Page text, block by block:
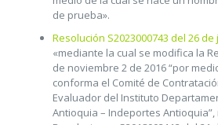
de prueba».
Resolución S2023000743 del 26 de
«mediante la cual se modifica la
de noviembre 2 de 2016 “por
conforma el Comité de
Evaluador del Instituto
Antioquia – Indeportes